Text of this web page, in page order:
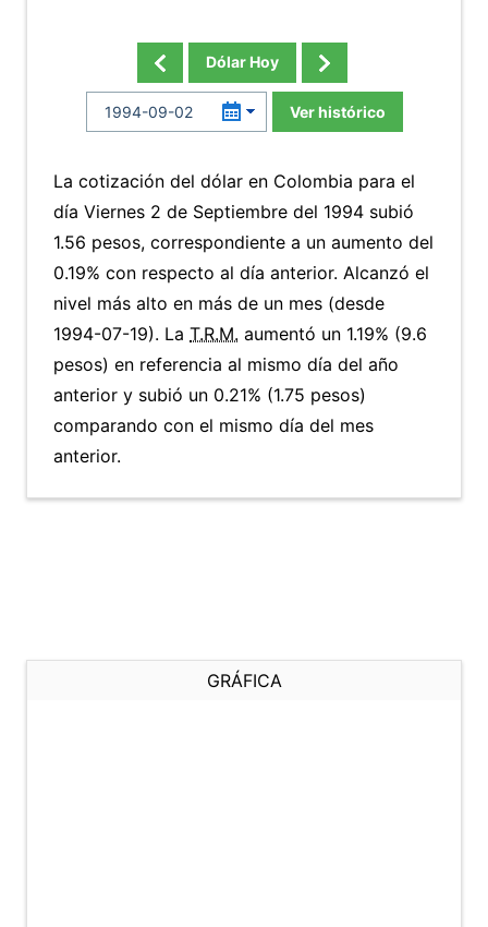
Dólar Hoy
Ver histórico
La cotización del dólar en Colombia para el
día Viernes 2 de Septiembre del 1994 subió
1.56 pesos, correspondiente a un aumento del
0.19% con respecto al día anterior. Alcanzó el
nivel más alto en más de un mes (desde
1994-07-19). La T.R.M. aumentó un 1.19% (9.6
pesos) en referencia al mismo día del año
anterior y subió un 0.21% (1.75 pesos)
comparando con el mismo día del mes
anterior.
GRÁFICA